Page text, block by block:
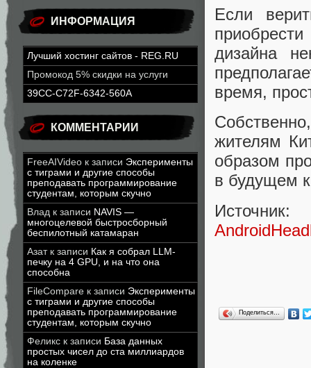
ИНФОРМАЦИЯ
Лучший хостинг сайтов - REG.RU
Промокод 5% скидки на услуги
39CC-C72F-6342-560A
КОММЕНТАРИИ
FreeAIVideo к записи Эксперименты
с тиграми и другие способы
преподавать программирование
студентам, которым скучно
Влад к записи NAVIS —
многоцелевой быстросборный
беспилотный катамаран
Азатк записи Как я собрал LLM-
печку на 4 GPU, и на что она
способна
FileCompare к записи Эксперименты
с тиграми и другие способы
преподавать программирование
студентам, которым скучно
Феликс к записи База данных
простых чисел до ста миллиардов
на коленке
Если
дизайна
время,
жителям
образом
в будущем
Источник:
Поделиться…